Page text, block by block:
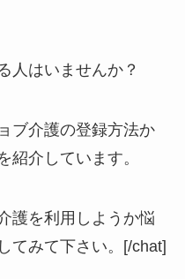
人はいませんか？
ブ介護の登録方法か
紹介しています。
護を利用しようか悩
てみて下さい。[/chat]